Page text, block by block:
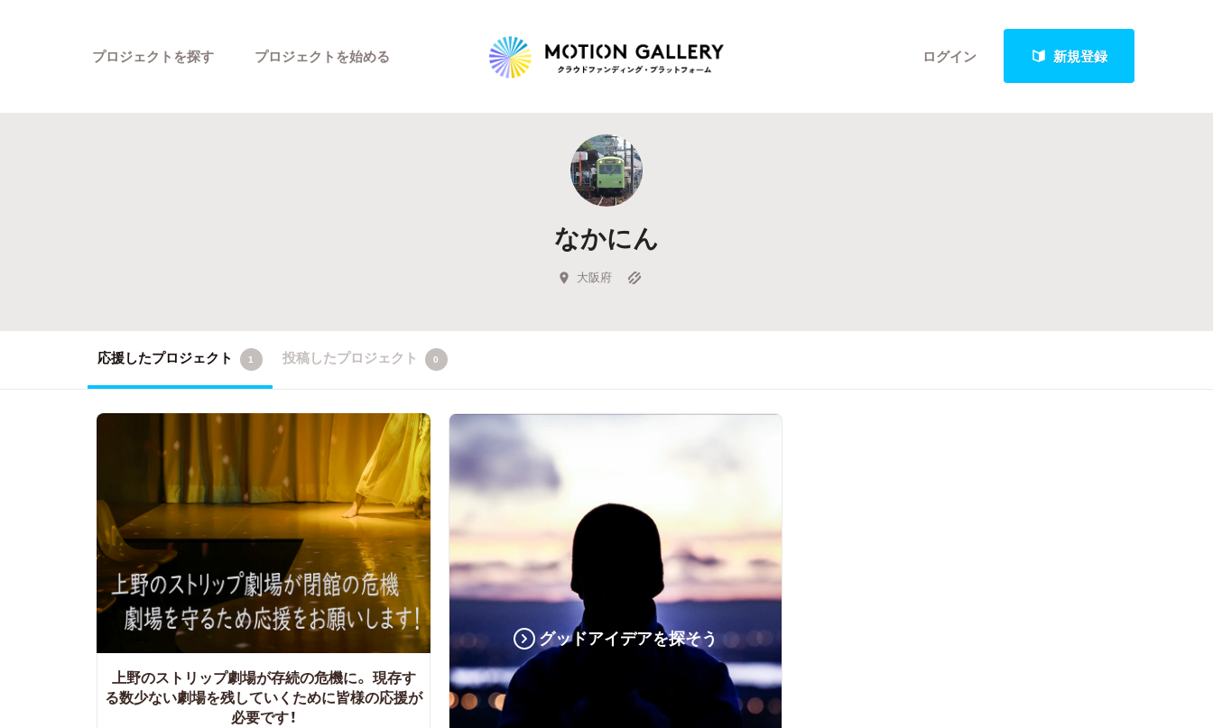
ログイン 新規登録
プロジェクトを探す
Highlight
新着プロジェクト
Feature
キュレーターから探す
プロジェクトを始める
なかにん
大阪府
応援したプロジェクト 1 投稿したプロジェクト 0
上野のストリップ劇場が存続の危機に。 現存す
る数少ない劇場を残していくために皆様の応援が
必要です！
グッドアイデアを探そう